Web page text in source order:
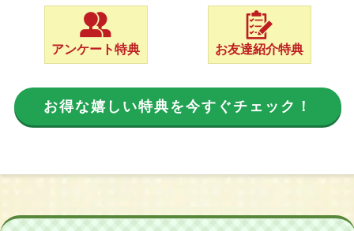
アンケート特典 お友達紹介特典
お得な嬉しい特典を今すぐチェック！